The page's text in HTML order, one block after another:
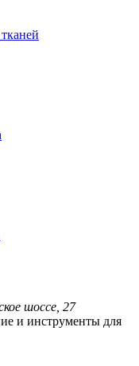
шоссе, 27
и инструменты для